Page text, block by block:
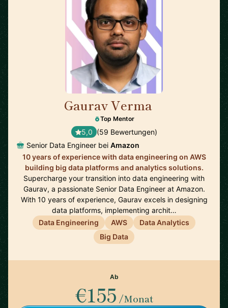
Gaurav Verma
Top Mentor
5,0 (59 Bewertungen)
Senior Data Engineer bei Amazon
10 years of experience with data engineering on AWS
building big data platforms and analytics solutions.
Supercharge your transition into data engineering with
Gaurav, a passionate Senior Data Engineer at Amazon.
With 10 years of experience, Gaurav excels in designing
data platforms, implementing archit…
Data Engineering
AWS
Data Analytics
Big Data
Ab
€155 /Monat